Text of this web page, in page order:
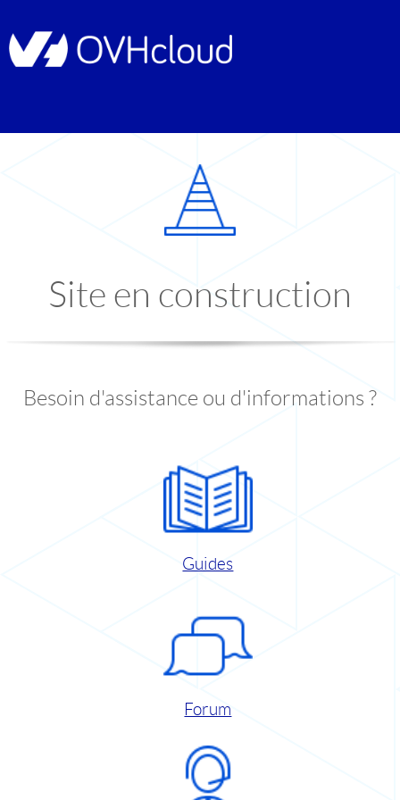
Site en construction
Besoin d'assistance ou d'informations ?
Guides
Forum